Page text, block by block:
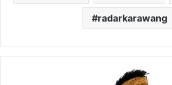
radarkarawang